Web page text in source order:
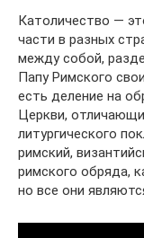
Католичество —
части в разных
между собой,
Папу Римского
есть деление на
Церкви,
литургического
римский,
римского обряда,
но все они